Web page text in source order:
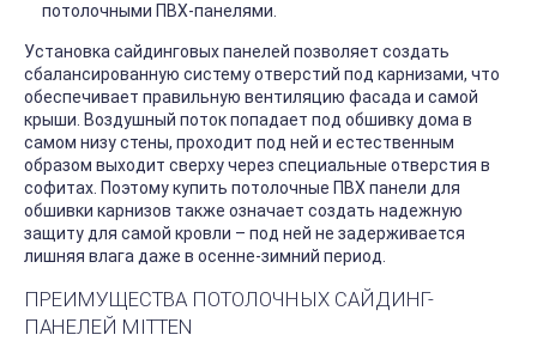
потолочными ПВХ-панелями.
Установка сайдинговых панелей позволяет создать
сбалансированную систему отверстий под карнизами, что
обеспечивает правильную вентиляцию фасада и самой
крыши. Воздушный поток попадает под обшивку дома в
самом низу стены, проходит под ней и естественным
образом выходит сверху через специальные отверстия в
софитах. Поэтому купить потолочные ПВХ панели для
обшивки карнизов также означает создать надежную
защиту для самой кровли – под ней не задерживается
лишняя влага даже в осенне-зимний период.
ПРЕИМУЩЕСТВА ПОТОЛОЧНЫХ САЙДИНГ-
ПАНЕЛЕЙ MITTEN